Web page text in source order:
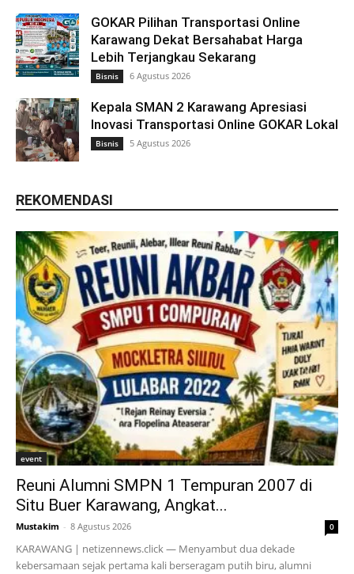
GOKAR Pilihan Transportasi Online
Karawang Dekat Bersahabat Harga
Lebih Terjangkau Sekarang
Bisnis 6 Agustus 2026
Kepala SMAN 2 Karawang Apresiasi
Inovasi Transportasi Online GOKAR Lokal
Bisnis 5 Agustus 2026
REKOMENDASI
event
Reuni Alumni SMPN 1 Tempuran 2007 di
Situ Buer Karawang, Angkat...
Mustakim - 8 Agustus 2026 0
KARAWANG | netizennews.click — Menyambut dua dekade
kebersamaan sejak pertama kali berseragam putih biru, alumni